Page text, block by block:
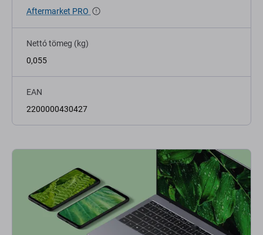
Aftermarket PRO
Nettó tömeg (kg)
0,055
EAN
2200000430427